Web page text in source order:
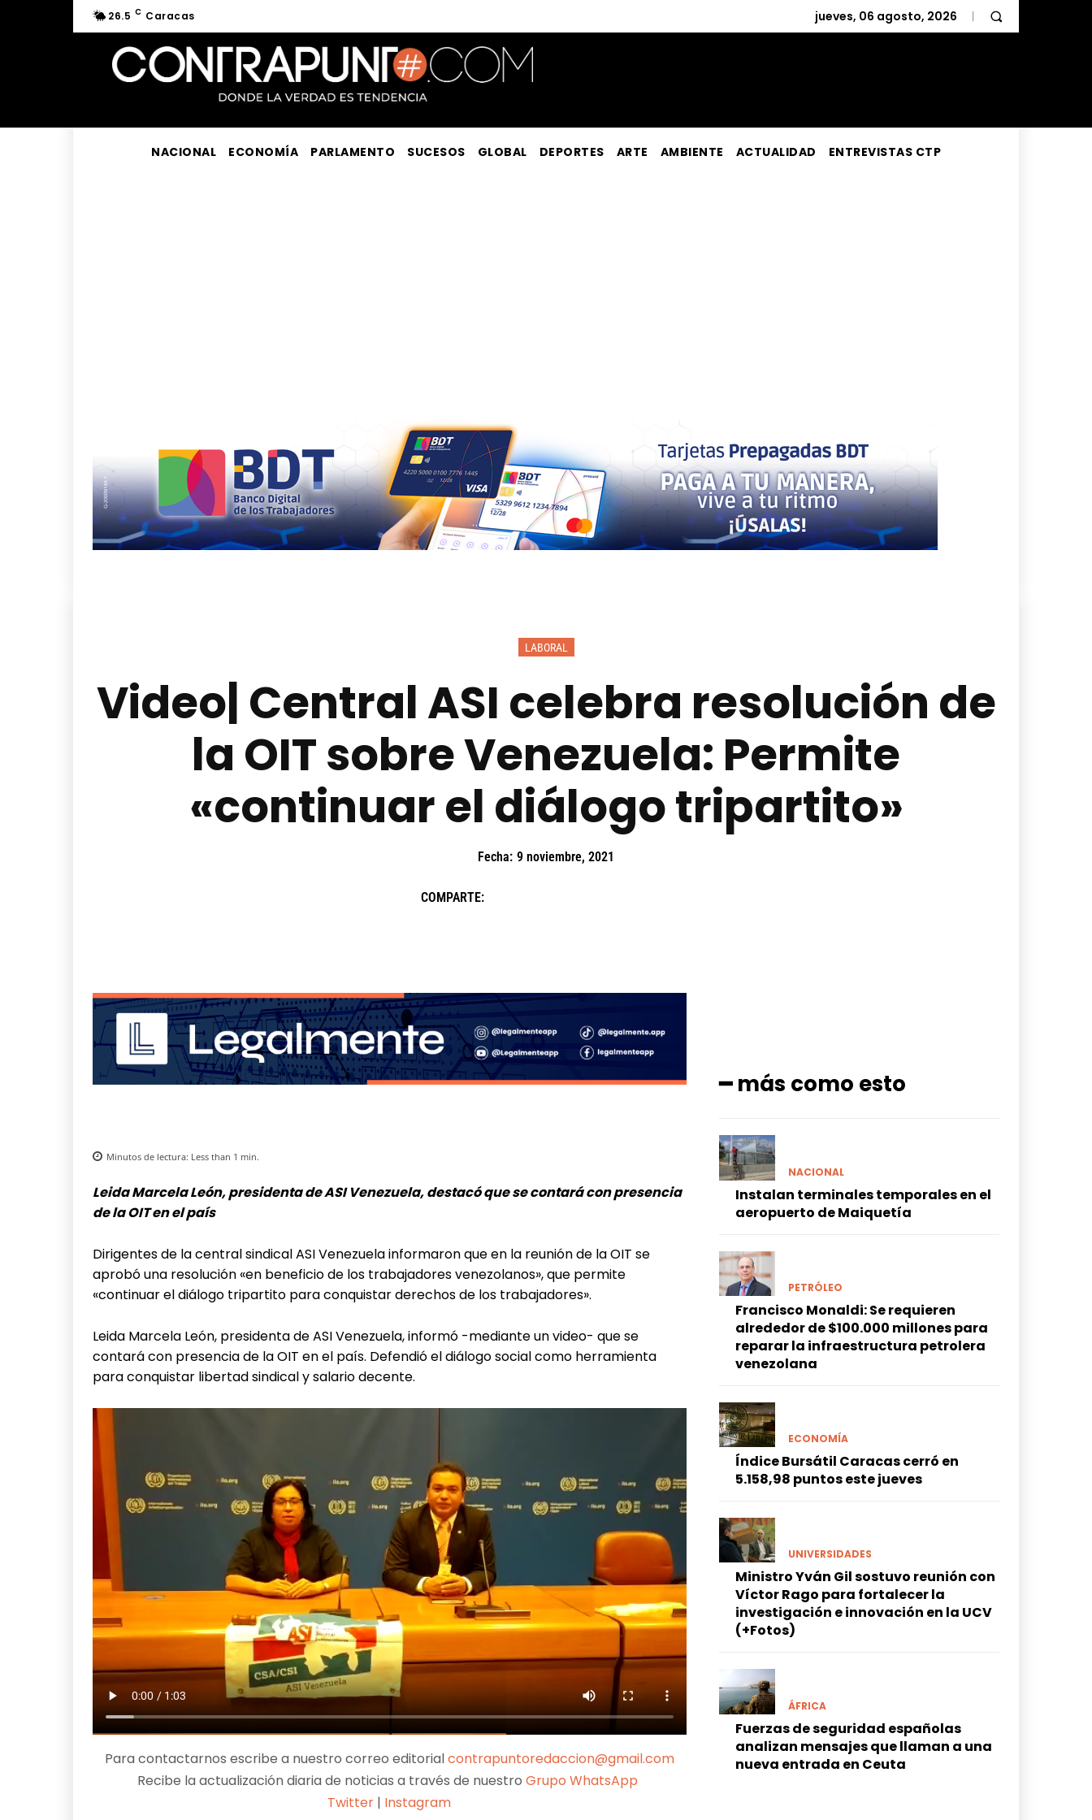
26.5 C Caracas jueves, 06 agosto, 2026
NACIONAL ECONOMÍA PARLAMENTO SUCESOS GLOBAL DEPORTES ARTE AMBIENTE ACTUALIDAD ENTREVISTAS CTP
LABORAL
Video| Central ASI celebra resolución de
la OIT sobre Venezuela: Permite
«continuar el diálogo tripartito»
Fecha: 9 noviembre, 2021
COMPARTE:
Minutos de lectura: Less than 1 min.
Leida Marcela León, presidenta de ASI Venezuela, destacó que se contará con presencia
de la OIT en el país
Dirigentes de la central sindical ASI Venezuela informaron que en la reunión de la OIT se
aprobó una resolución «en beneficio de los trabajadores venezolanos», que permite
«continuar el diálogo tripartito para conquistar derechos de los trabajadores».
Leida Marcela León, presidenta de ASI Venezuela, informó -mediante un video- que se
contará con presencia de la OIT en el país. Defendió el diálogo social como herramienta
para conquistar libertad sindical y salario decente.
Para contactarnos escribe a nuestro correo editorialcontrapuntoredaccion@gmail.com
Recibe la actualización diaria de noticias a través de nuestroGrupo WhatsApp
Twitter | Instagram
━ más como esto
NACIONAL
Instalan terminales temporales en el
aeropuerto de Maiquetía
PETRÓLEO
Francisco Monaldi: Se requieren
alrededor de $100.000 millones para
reparar la infraestructura petrolera
venezolana
ECONOMÍA
Índice Bursátil Caracas cerró en
5.158,98 puntos este jueves
UNIVERSIDADES
Ministro Yván Gil sostuvo reunión con
Víctor Rago para fortalecer la
investigación e innovación en la UCV
(+Fotos)
ÁFRICA
Fuerzas de seguridad españolas
analizan mensajes que llaman a una
nueva entrada en Ceuta